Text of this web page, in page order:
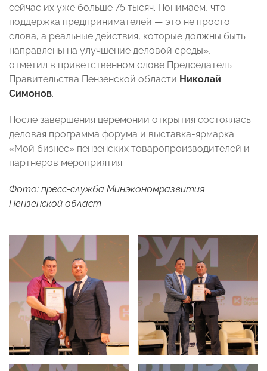
сейчас их уже больше 75 тысяч. Понимаем, что
поддержка предпринимателей — это не просто
слова, а реальные действия, которые должны быть
направлены на улучшение деловой среды», —
отметил в приветственном слове Председатель
Правительства Пензенской области Николай
Симонов.
После завершения церемонии открытия состоялась
деловая программа форума и выставка-ярмарка
«Мой бизнес» пензенских товаропроизводителей и
партнеров мероприятия.
Фото: пресс-служба Минэкономразвития
Пензенской област